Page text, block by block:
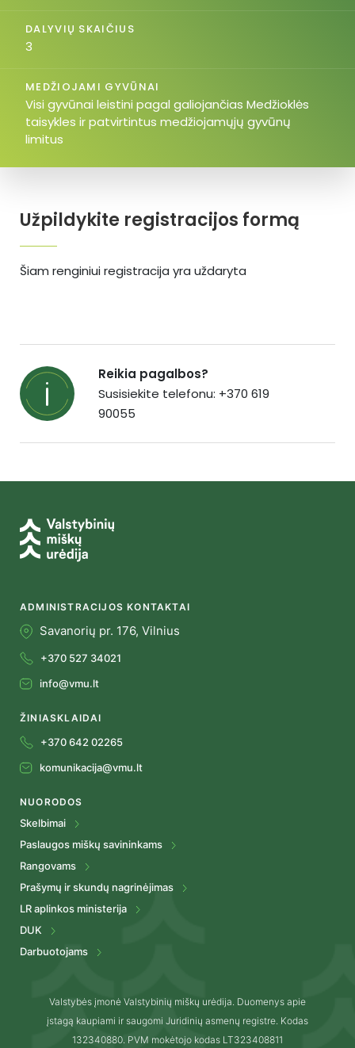
Užpildykite registracijos formą
Šiam renginiui registracija yra uždaryta
DALYVIŲ SKAIČIUS
3
MEDŽIOJAMI GYVŪNAI
Visi gyvūnai leistini pagal galiojančias Medžioklės
taisykles ir patvirtintus medžiojamųjų gyvūnų
limitus
Reikia pagalbos?
Susisiekite telefonu: +370 619
90055
ADMINISTRACIJOS KONTAKTAI
Savanorių pr. 176, Vilnius
+370 527 34021
info@vmu.lt
ŽINIASKLAIDAI
+370 642 02265
komunikacija@vmu.lt
NUORODOS
Skelbimai
Paslaugos miškų savininkams
Rangovams
Prašymų ir skundų nagrinėjimas
LR aplinkos ministerija
DUK
Darbuotojams
Valstybės įmonė Valstybinių miškų urėdija. Duomenys apie
įstagą kaupiami ir saugomi Juridinių asmenų registre. Kodas
132340880. PVM mokėtojo kodas LT323408811